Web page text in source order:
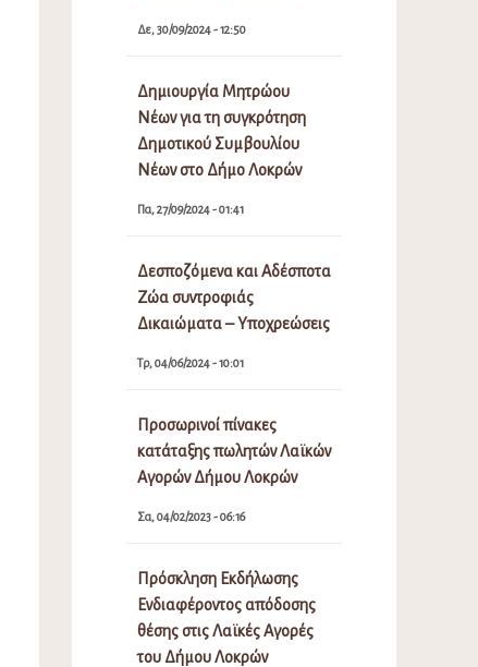
Δε, 30/09/2024 - 12:50
Δημιουργία Μητρώου
Νέων για τη συγκρότηση
Δημοτικού Συμβουλίου
Νέων στο Δήμο Λοκρών
Πα, 27/09/2024 - 01:41
Δεσποζόμενα και Αδέσποτα
Ζώα συντροφιάς
Δικαιώματα – Υποχρεώσεις
Τρ, 04/06/2024 - 10:01
Προσωρινοί πίνακες
κατάταξης πωλητών Λαϊκών
Αγορών Δήμου Λοκρών
Σα, 04/02/2023 - 06:16
Πρόσκληση Εκδήλωσης
Ενδιαφέροντος απόδοσης
θέσης στις Λαϊκές Αγορές
του Δήμου Λοκρών